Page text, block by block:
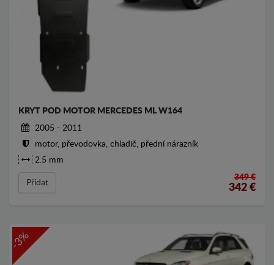
KRYT POD MOTOR MERCEDES ML W164
2005 - 2011
motor, převodovka, chladič, přední nárazník
2.5 mm
Přídat
349 €
342 €
-3%